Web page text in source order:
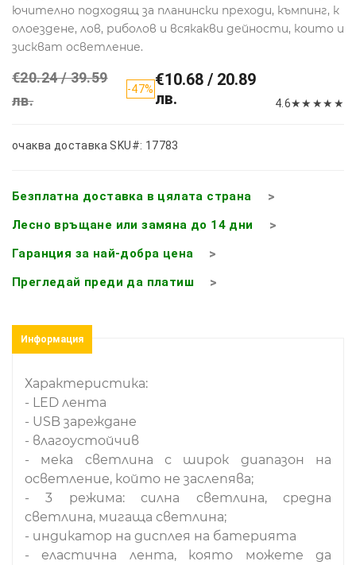
ючително подходящ за планински преходи, къмпинг, к
олоездене, лов, риболов и всякакви дейности, които и
зискват осветление.
€20.24 / 39.59
лв.
-47%€10.68 / 20.89
лв.
4.6★★ ★★ ★
очаква доставка SKU#: 17783
Безплатна доставка в цялата страна
Лесно връщане или замяна до 14 дни
Гаранция за най-добра цена
Прегледай преди да платиш
Информация
Характеристика:
- LED лента
- USB зареждане
- влагоустойчив
- мека светлина с широк диапазон на
осветление, който не заслепява;
- 3 режима: силна светлина, средна
светлина, мигаща светлина;
- индикатор на дисплея на батерията
- еластична лента, която можете да